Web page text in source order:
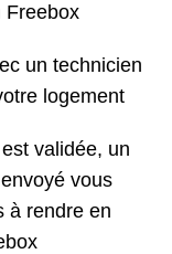
Freebox
un technicien
logement
validée, un
vous
à rendre en